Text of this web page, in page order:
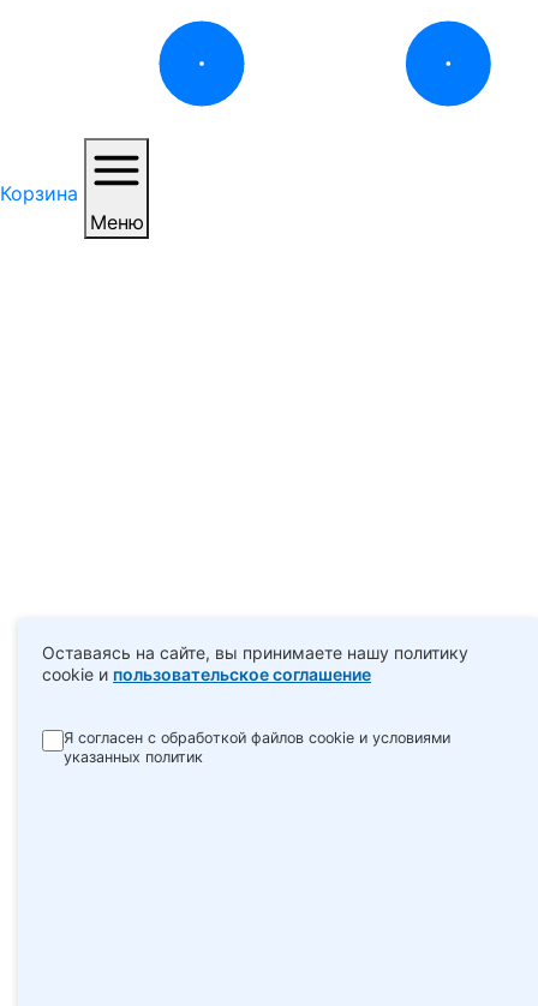
Оставаясь на сайте, вы принимаете нашу политику
cookie и пользовательское соглашение
Я согласен с обработкой файлов cookie и условиями
указанных политик
Корзина
Меню